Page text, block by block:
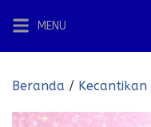
ke
konten
MENU
Beranda / Kecantikan